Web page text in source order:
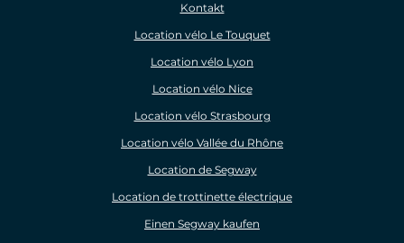
Kontakt
Location vélo Le Touquet
Location vélo Lyon
Location vélo Nice
Location vélo Strasbourg
Location vélo Vallée du Rhône
Location de Segway
Location de trottinette électrique
Einen Segway kaufen